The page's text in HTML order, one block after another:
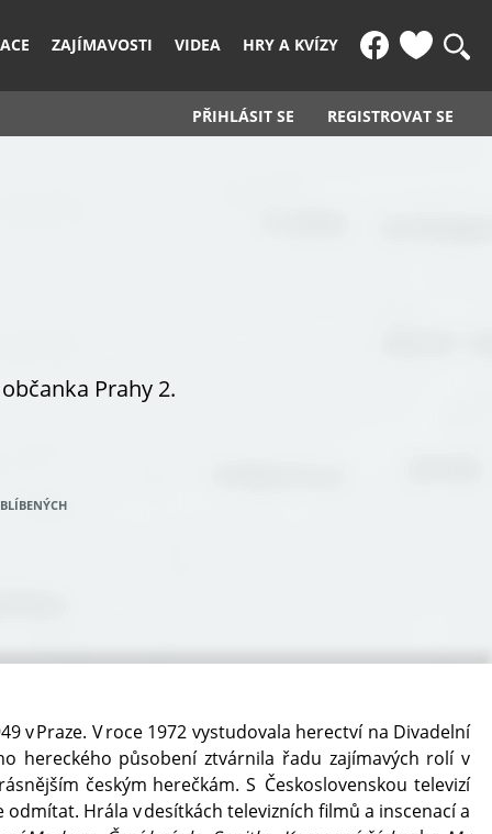
Oblí
ZAJÍMAVOSTI VIDEA HRY A KVÍZY
FB
PŘIHLÁSIT SE REGISTROVAT SE
Prahy 2.
v Praze. V roce 1972 vystudovala herectví na Divadelní
hereckého působení ztvárnila řadu zajímavých rolí v
českým herečkám. S Československou televizí
Hrála v desítkách televizních filmů a inscenací a